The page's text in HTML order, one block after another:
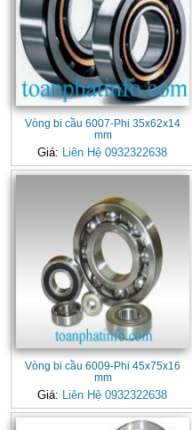
Vòng bi cầu 6007-Phi 35x62x14
mm
Giá: Liên Hệ 0932322638
Vòng bi cầu 6009-Phi 45x75x16
mm
Giá: Liên Hệ 0932322638